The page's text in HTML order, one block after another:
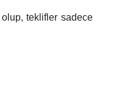
teklifler sadece